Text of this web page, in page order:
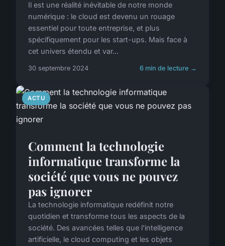
Il est une réalité inévitable de notre monde
numérique : le cloud est devenu un rouage
essentiel pour toute entreprise, et plus
spécifiquement pour les start-ups. Mais face à
cet univers étendu et var...
30 septembre 2024 6 min de lecture →
ACTU
Comment la technologie
informatique transforme la
société que vous ne pouvez
pas ignorer
La technologie informatique redéfinit notre
quotidien et transforme tous les aspects de la
société. Des avancées telles que l'intelligence
artificielle, le cloud computing et les objets